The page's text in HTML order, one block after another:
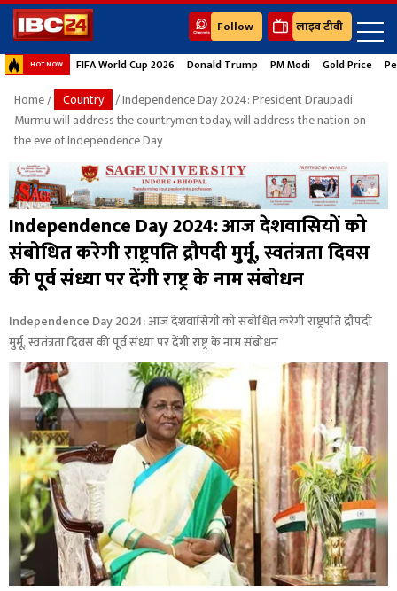
Follow लाइव टीवी
HOT NOW FIFA World Cup 2026 Donald Trump PM Modi Gold Price
Home/ Country / Independence Day 2024: President Draupadi
Murmu will address the countrymen today, will address the nation on
the eve of Independence Day
Independence Day 2024: आज देशवासियों को
संबोधित करेगी राष्ट्रपति द्रौपदी मुर्मू, स्वतंत्रता दिवस
की पूर्व संध्या पर देंगी राष्ट्र के नाम संबोधन
Independence Day 2024: आज देशवासियों को संबोधित करेगी राष्ट्रपति द्रौपदी
मुर्मू, स्वतंत्रता दिवस की पूर्व संध्या पर देंगी राष्ट्र के नाम संबोधन